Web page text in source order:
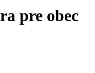
pre obec